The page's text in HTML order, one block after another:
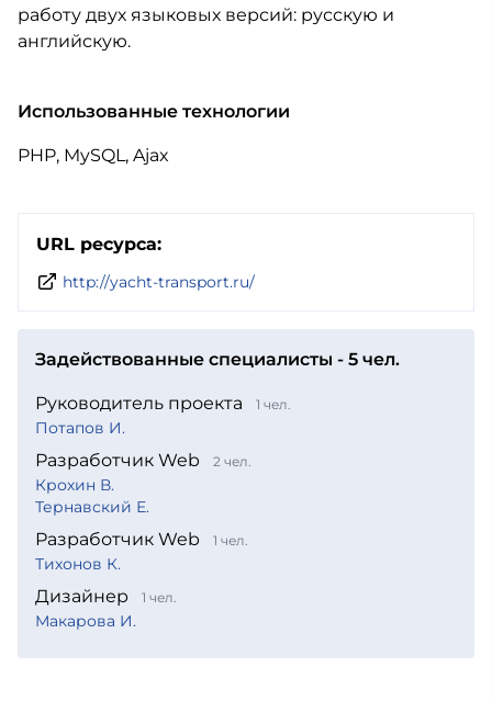
работу двух языковых версий: русскую и
английскую.
Использованные технологии
PHP, MySQL, Ajax
URL ресурса:
http://yacht-transport.ru/
Задействованные специалисты - 5 чел.
Руководитель проекта 1 чел.
Потапов И.
Разработчик Web 2 чел.
Крохин В.
Тернавский Е.
Разработчик Web 1 чел.
Тихонов К.
Дизайнер 1 чел.
Макарова И.